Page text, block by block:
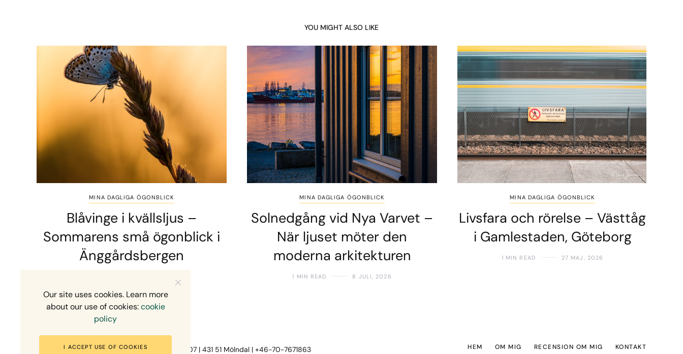
YOU MIGHT ALSO LIKE
MINA DAGLIGA ÖGONBLICK
Blåvinge i kvällsljus –
Sommarens små ögonblick i
Änggårdsbergen
MINA DAGLIGA ÖGONBLICK
Solnedgång vid Nya Varvet –
När ljuset möter den
moderna arkitekturen
1 MIN READ 8 JULI, 2026
MINA DAGLIGA ÖGONBLICK
Livsfara och rörelse – Västtåg
i Gamlestaden, Göteborg
1 MIN READ 27 MAJ, 2026
Fotograf Mikael Svensson | Gundefjällsgatan 407 | 431 51 Mölndal | +46-70-7671863 HEM OM MIG RECENSION OM MIG KONTAKT
Our site uses cookies. Learn more
about our use of cookies:cookie
policy
I ACCEPT USE OF COOKIES